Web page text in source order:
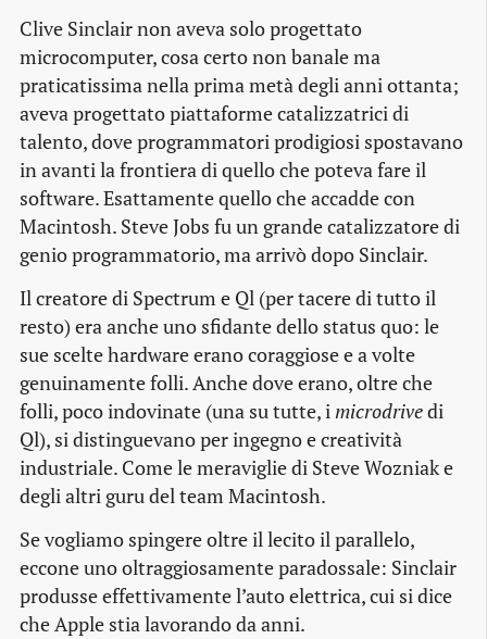
Clive Sinclair non aveva solo progettato
microcomputer, cosa certo non banale ma
praticatissima nella prima metà degli anni ottanta;
aveva progettato piattaforme catalizzatrici di
talento, dove programmatori prodigiosi spostavano
in avanti la frontiera di quello che poteva fare il
software. Esattamente quello che accadde con
Macintosh. Steve Jobs fu un grande catalizzatore di
genio programmatorio, ma arrivò dopo Sinclair.
Il creatore di Spectrum e Ql (per tacere di tutto il
resto) era anche uno sfidante dello status quo: le
sue scelte hardware erano coraggiose e a volte
genuinamente folli. Anche dove erano, oltre che
folli, poco indovinate (una su tutte, imicrodrivedi
Ql), si distinguevano per ingegno e creatività
industriale. Come le meraviglie di Steve Wozniak e
degli altri guru del team Macintosh.
Se vogliamo spingere oltre il lecito il parallelo,
eccone uno oltraggiosamente paradossale: Sinclair
produsse effettivamente l’auto elettrica, cui si dice
che Apple stia lavorando da anni.